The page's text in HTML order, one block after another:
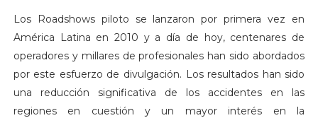
Los Roadshows piloto se lanzaron por primera vez en
América Latina en 2010 y a día de hoy, centenares de
operadores y millares de profesionales han sido abordados
por este esfuerzo de divulgación. Los resultados han sido
una reducción significativa de los accidentes en las
regiones en cuestión y un mayor interés en la